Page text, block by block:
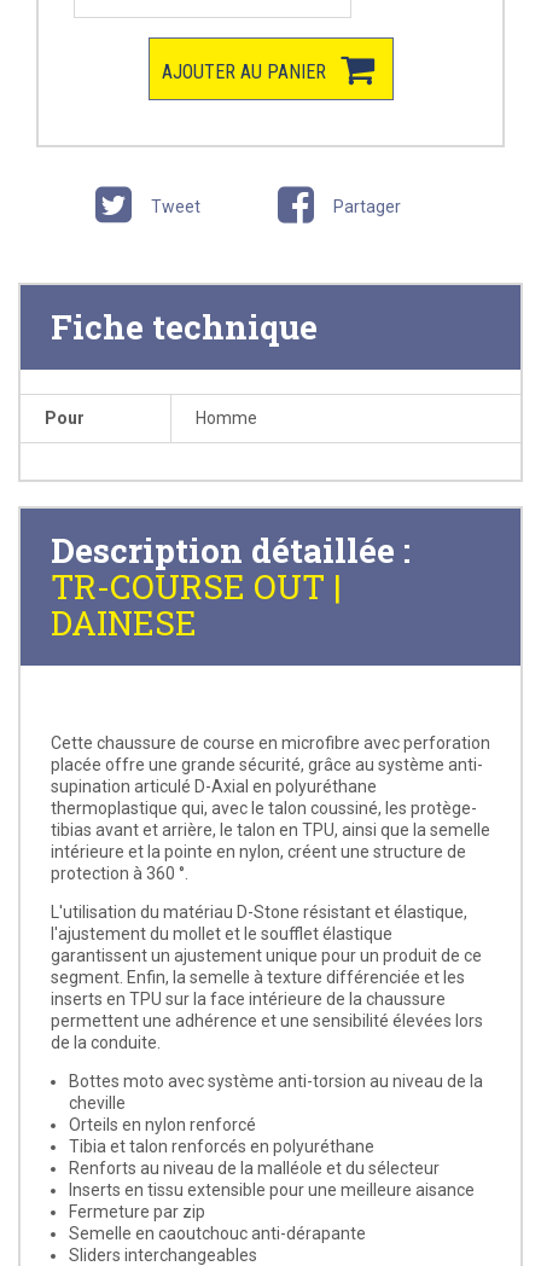
AJOUTER AU PANIER
Tweet Partager
Fiche technique
Pour Homme
Description détaillée :
TR-COURSE OUT |
DAINESE
Cette chaussure de course en microfibre avec perforation
placée offre une grande sécurité, grâce au système anti-
supination articulé D-Axial en polyuréthane
thermoplastique qui, avec le talon coussiné, les protège-
tibias avant et arrière, le talon en TPU, ainsi que la semelle
intérieure et la pointe en nylon, créent une structure de
protection à 360 °.
L'utilisation du matériau D-Stone résistant et élastique,
l'ajustement du mollet et le soufflet élastique
garantissent un ajustement unique pour un produit de ce
segment. Enfin, la semelle à texture différenciée et les
inserts en TPU sur la face intérieure de la chaussure
permettent une adhérence et une sensibilité élevées lors
de la conduite.
Bottes moto avec système anti-torsion au niveau de la
cheville
Orteils en nylon renforcé
Tibia et talon renforcés en polyuréthane
Renforts au niveau de la malléole et du sélecteur
Inserts en tissu extensible pour une meilleure aisance
Fermeture par zip
Semelle en caoutchouc anti-dérapante
Sliders interchangeables